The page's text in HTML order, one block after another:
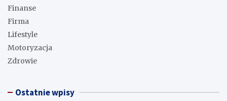
Finanse
Firma
Lifestyle
Motoryzacja
Zdrowie
Ostatnie wpisy